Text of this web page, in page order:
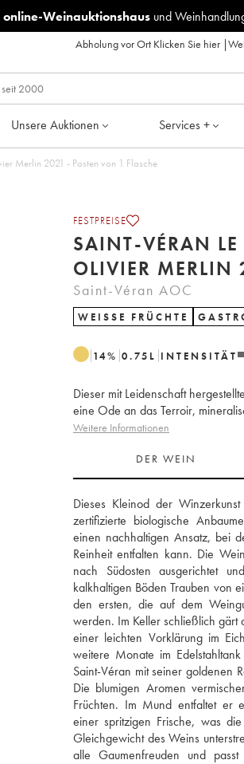
online-Weinauktionshausund
Abholung vor Ort Klicken Sie hier|
Unsere Auktionen Services +
Saint-Véran Le Grand Bussière Olivier Merlin 2021 - Posten von 1 Flasche
FESTPREISE
SAINT-VÉRAN LE
Saint-Véran AOC
WEISSE FRÜCHTE
14% 0.75 L INTENSITÄT
Dieser mit Leidenschaft
eine Ode an das Terroir,
Weitere Informationen
DER WEIN
Dieses Kleinod der
zertifizierte biologische
einen nachhaltigen Ansatz, bei
Reinheit entfalten kann. Die
nach Südosten ausgerichtet
kalkhaltigen Böden Trauben von
den ersten, die auf dem
werden. Im Keller schließlich gärt
einer leichten Vorklärung im
weitere Monate im
Saint-Véran mit seiner goldenen
Die blumigen Aromen
Früchten. Im Mund entfaltet er
einer spritzigen Frische, was
Gleichgewicht des Weins
alle Gaumenfreuden und